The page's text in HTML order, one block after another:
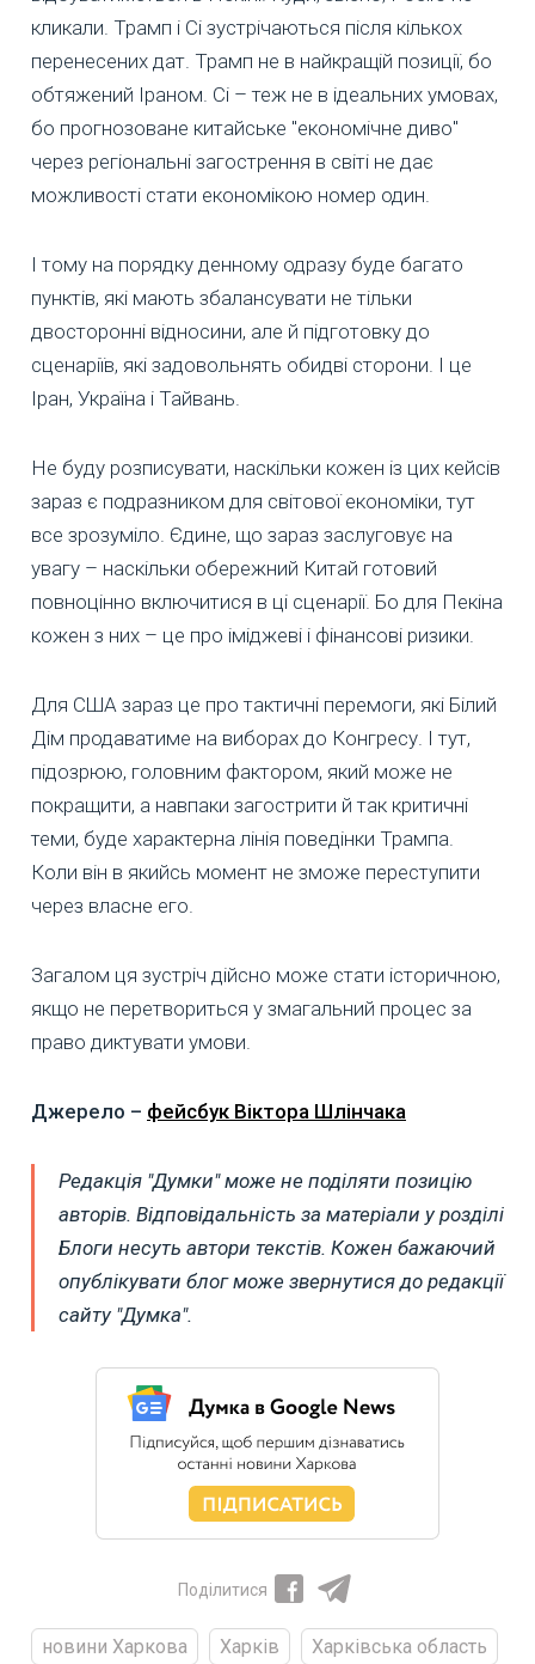
кликали. Трамп і Сі зустрічаються після кількох
перенесених дат. Трамп не в найкращій позиції, бо
обтяжений Іраном. Сі – теж не в ідеальних умовах,
бо прогнозоване китайське "економічне диво"
через регіональні загострення в світі не дає
можливості стати економікою номер один.
І тому на порядку денному одразу буде багато
пунктів, які мають збалансувати не тільки
двосторонні відносини, але й підготовку до
сценаріїв, які задовольнять обидві сторони. І це
Іран, Україна і Тайвань.
Не буду розписувати, наскільки кожен із цих кейсів
зараз є подразником для світової економіки, тут
все зрозуміло. Єдине, що зараз заслуговує на
увагу – наскільки обережний Китай готовий
повноцінно включитися в ці сценарії. Бо для Пекіна
кожен з них – це про іміджеві і фінансові ризики.
Для США зараз це про тактичні перемоги, які Білий
Дім продаватиме на виборах до Конгресу. І тут,
підозрюю, головним фактором, який може не
покращити, а навпаки загострити й так критичні
теми, буде характерна лінія поведінки Трампа.
Коли він в якийсь момент не зможе переступити
через власне его.
Загалом ця зустріч дійсно може стати історичною,
якщо не перетвориться у змагальний процес за
право диктувати умови.
Джерело – фейсбук Віктора Шлінчака
Редакція "Думки" може не поділяти позицію
авторів. Відповідальність за матеріали у розділі
Блоги несуть автори текстів. Кожен бажаючий
опублікувати блог може звернутися до редакції
сайту "Думка".
Поділитися
новини Харкова Харків Харківська область